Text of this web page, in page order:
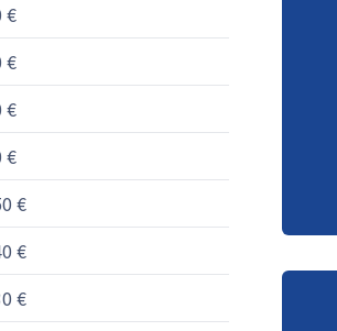
€
€
€
€
€
€
€